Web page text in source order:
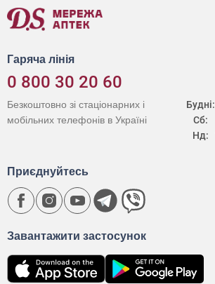
Гаряча лінія
0 800 30 20 60
Будні:
Сб:
Нд:
Безкоштовно зі стаціонарних і
мобільних телефонів в Україні
Завантажити застосунок
Приєднуйтесь